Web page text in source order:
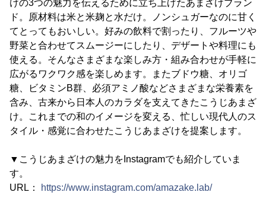
けの3つの魅力を伝えるために立ち上げたあまざけブラン
ド。原材料は米と米麹と水だけ。ノンシュガーなのに甘く
てとってもおいしい。好みの飲料で割ったり、フルーツや
野菜と合わせてスムージーにしたり、デザートや料理にも
使える。そんなさまざまな楽しみ方・組み合わせが手軽に
広がるワクワク感を楽しめます。またブドウ糖、オリゴ
糖、ビタミンB群、必須アミノ酸などさまざまな栄養素を
含み、古来から日本人のカラダを支えてきたこうじあまざ
け。これまでの和のイメージを変える、忙しい現代人のス
タイル・感覚に合わせたこうじあまざけを提案します。
▼こうじあまざけの魅力をInstagramでも紹介していま
す。
URL：
https://www.instagram.com/amazake.lab/